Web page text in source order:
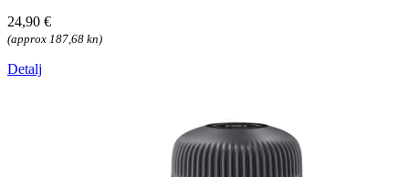
24,90 €
(approx 187,68 kn)
Detalj